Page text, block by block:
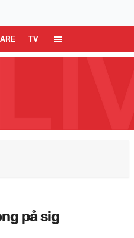
TV
är ansvarig för dina data på denna
på sig